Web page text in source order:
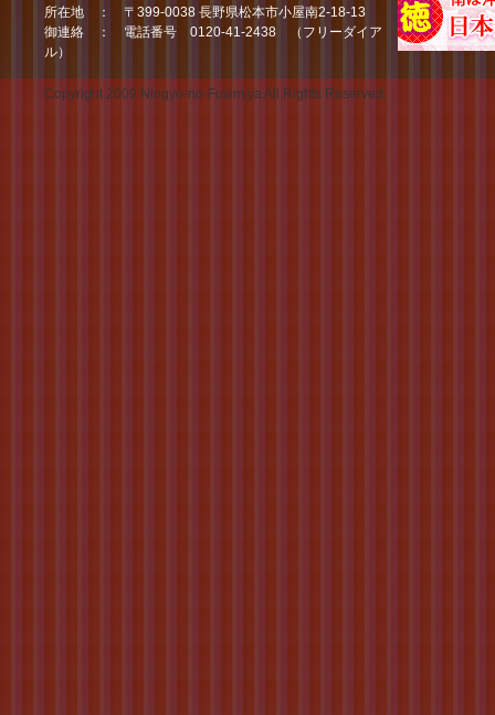
所在地 ： 〒399-0038 長野県松本市小屋南2-18-13
御連絡 ： 電話番号 0120-41-2438 （フリーダイア
ル）
Copyright 2009 Ningyo-no-Fusimiya All.Rights Reserved.